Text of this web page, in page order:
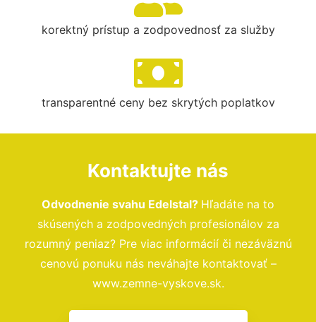
korektný prístup a zodpovednosť za služby
transparentné ceny bez skrytých poplatkov
Kontaktujte nás
Odvodnenie svahu Edelstal? Hľadáte na to
skúsených a zodpovedných profesionálov za
rozumný peniaz? Pre viac informácií či nezáväznú
cenovú ponuku nás neváhajte kontaktovať –
www.zemne-vyskove.sk.